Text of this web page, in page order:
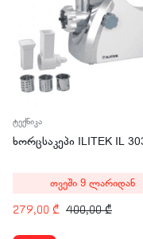
ტექნიკა
ხორცსაკეპი ILITEK IL
400,00₾
279,00 ₾
თვეში 9 ლარიდან